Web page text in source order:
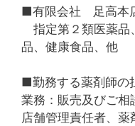
■有限会社 足高本
指定第２類医薬品
品、健康食品、他
■勤務する薬剤師の
業務：販売及びご相
店舗管理責任者、